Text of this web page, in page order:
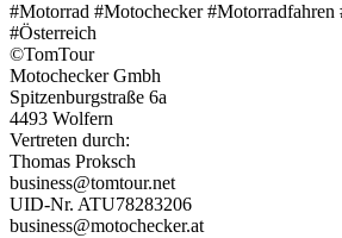
#Motorrad #Motochecker #Motorradfahren
#Österreich
©TomTour
Motochecker Gmbh
Spitzenburgstraße 6a
4493 Wolfern
Vertreten durch:
Thomas Proksch
business@tomtour.net
UID-Nr. ATU78283206
business@motochecker.at